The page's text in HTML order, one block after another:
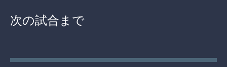
次の試合まで